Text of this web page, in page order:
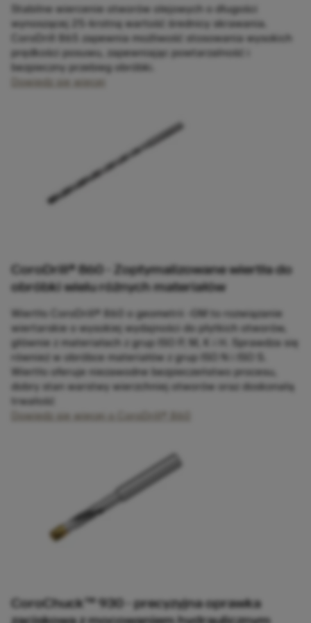
Stabilne wiercenie otworów olejowych o długości
wynoszącej 25-krotną wartość średnicy skrawania.
CoroDrill 865 zapewnia możliwość stosowania wysokich
prędkości posuwu, zapewniając powtarzalność i
bezpieczny przebieg obróbki.
Dowiedz się więcej
CoroDrill® 860 - Zoptymalizowane wiertła do
obróbki wielu różnych materiałów
Wiertło CoroDrill® 860 o geometrii -GM to rozwiązanie
wiertarskie o wysokiej wydajności do płytkich otworów,
głównie z materiałach z grup ISO P, M, K i H. Sprawdza się
również w obróbce materiałów z grup ISO N i ISO S.
Wiertło oferuje niezawodne bezpieczeństwo procesu,
dobry stan warstwy wierzchniej otworów oraz doskonałą
trwałość
Dowiedz się więcej o CoroDrill® 860
CoroChuck™ 930 - precyzyjna oprawka